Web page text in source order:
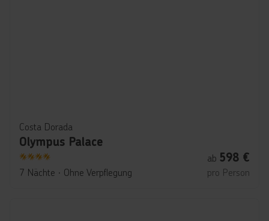
Costa Dorada
Olympus Palace
4
7 Nächte ∙ Ohne Verpflegung
ab 598 €
pro Person